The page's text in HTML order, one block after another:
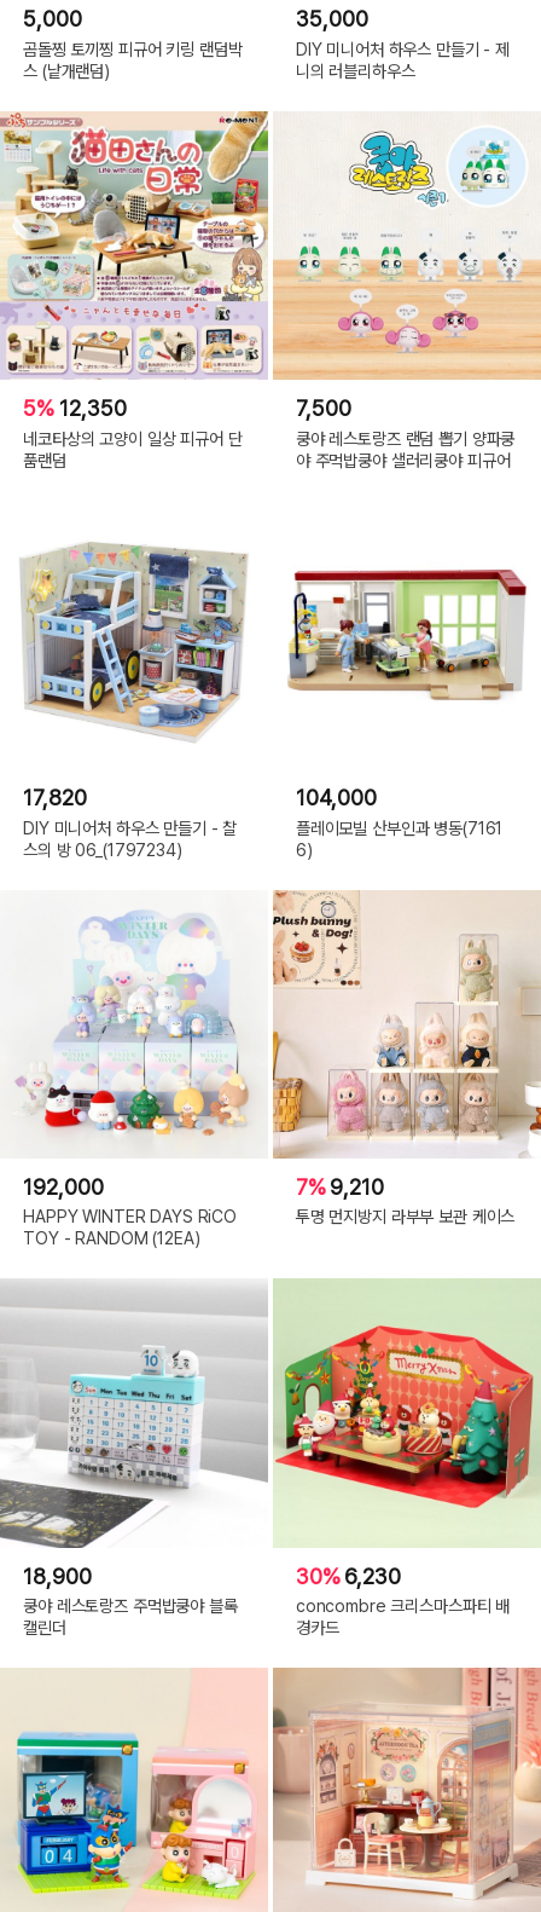
5,000
곰돌찡 토끼찡 피규어 키링 랜덤박
스 (낱개랜덤)
35,000
DIY 미니어처 하우스 만들기 - 제
니의 러블리하우스
5% 12,350
네코타상의 고양이 일상 피규어 단
품랜덤
7,500
쿵야 레스토랑즈 랜덤 뽑기 양파쿵
야 주먹밥쿵야 샐러리쿵야 피규어
17,820
DIY 미니어처 하우스 만들기 - 찰
스의 방 06_(1797234)
104,000
플레이모빌 산부인과 병동(7161
6)
192,000
HAPPY WINTER DAYS RiCO
TOY - RANDOM (12EA)
7%9,210
투명 먼지방지 라부부 보관 케이스
18,900
쿵야 레스토랑즈 주먹밥쿵야 블록
캘린더
30%6,230
concombre 크리스마스파티 배
경카드